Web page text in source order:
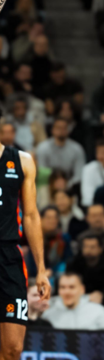
Partenaires
Nos partenaires
Devenir partenaire
Business Club